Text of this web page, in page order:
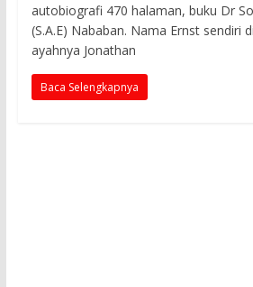
autobiografi 470 halaman, buku Dr
(S.A.E) Nababan. Nama Ernst sendiri
ayahnya Jonathan
Baca Selengkapnya